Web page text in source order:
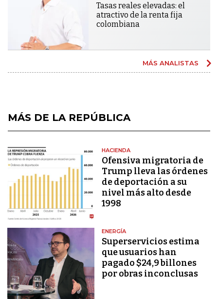
Tasas reales elevadas: el
atractivo de la renta fija
colombiana
MÁS ANALISTAS
MÁS DE LA REPÚBLICA
HACIENDA
Ofensiva migratoria de
Trump lleva las órdenes
de deportación a su
nivel más alto desde
1998
ENERGÍA
Superservicios estima
que usuarios han
pagado $24,9 billones
por obras inconclusas